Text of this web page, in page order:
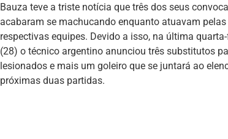
Bauza teve a triste notícia que três dos seus
acabaram se machucando enquanto atuavam
respectivas equipes. Devido a isso, na última
(28) o técnico argentino anunciou três substitutos
lesionados e mais um goleiro que se juntará ao
próximas duas partidas.